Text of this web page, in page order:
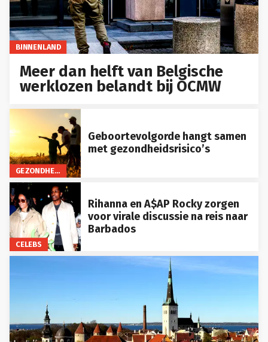
BINNENLAND
Meer dan helft van Belgische
werklozen belandt bij OCMW
GEZONDHEID
Geboortevolgorde hangt samen
met gezondheidsrisico’s
CELEBS
Rihanna en A$AP Rocky zorgen
voor virale discussie na reis naar
Barbados